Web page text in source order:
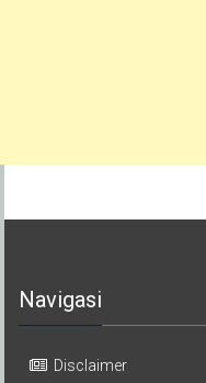
Navigasi
Disclaimer